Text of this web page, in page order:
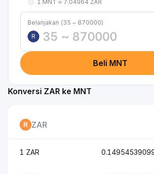
1 MNT ≈ 7.04964 ZAR
Belanjakan (35 ~ 870000)
R
Beli MNT
Konversi ZAR ke MNT
ZAR
1 ZAR